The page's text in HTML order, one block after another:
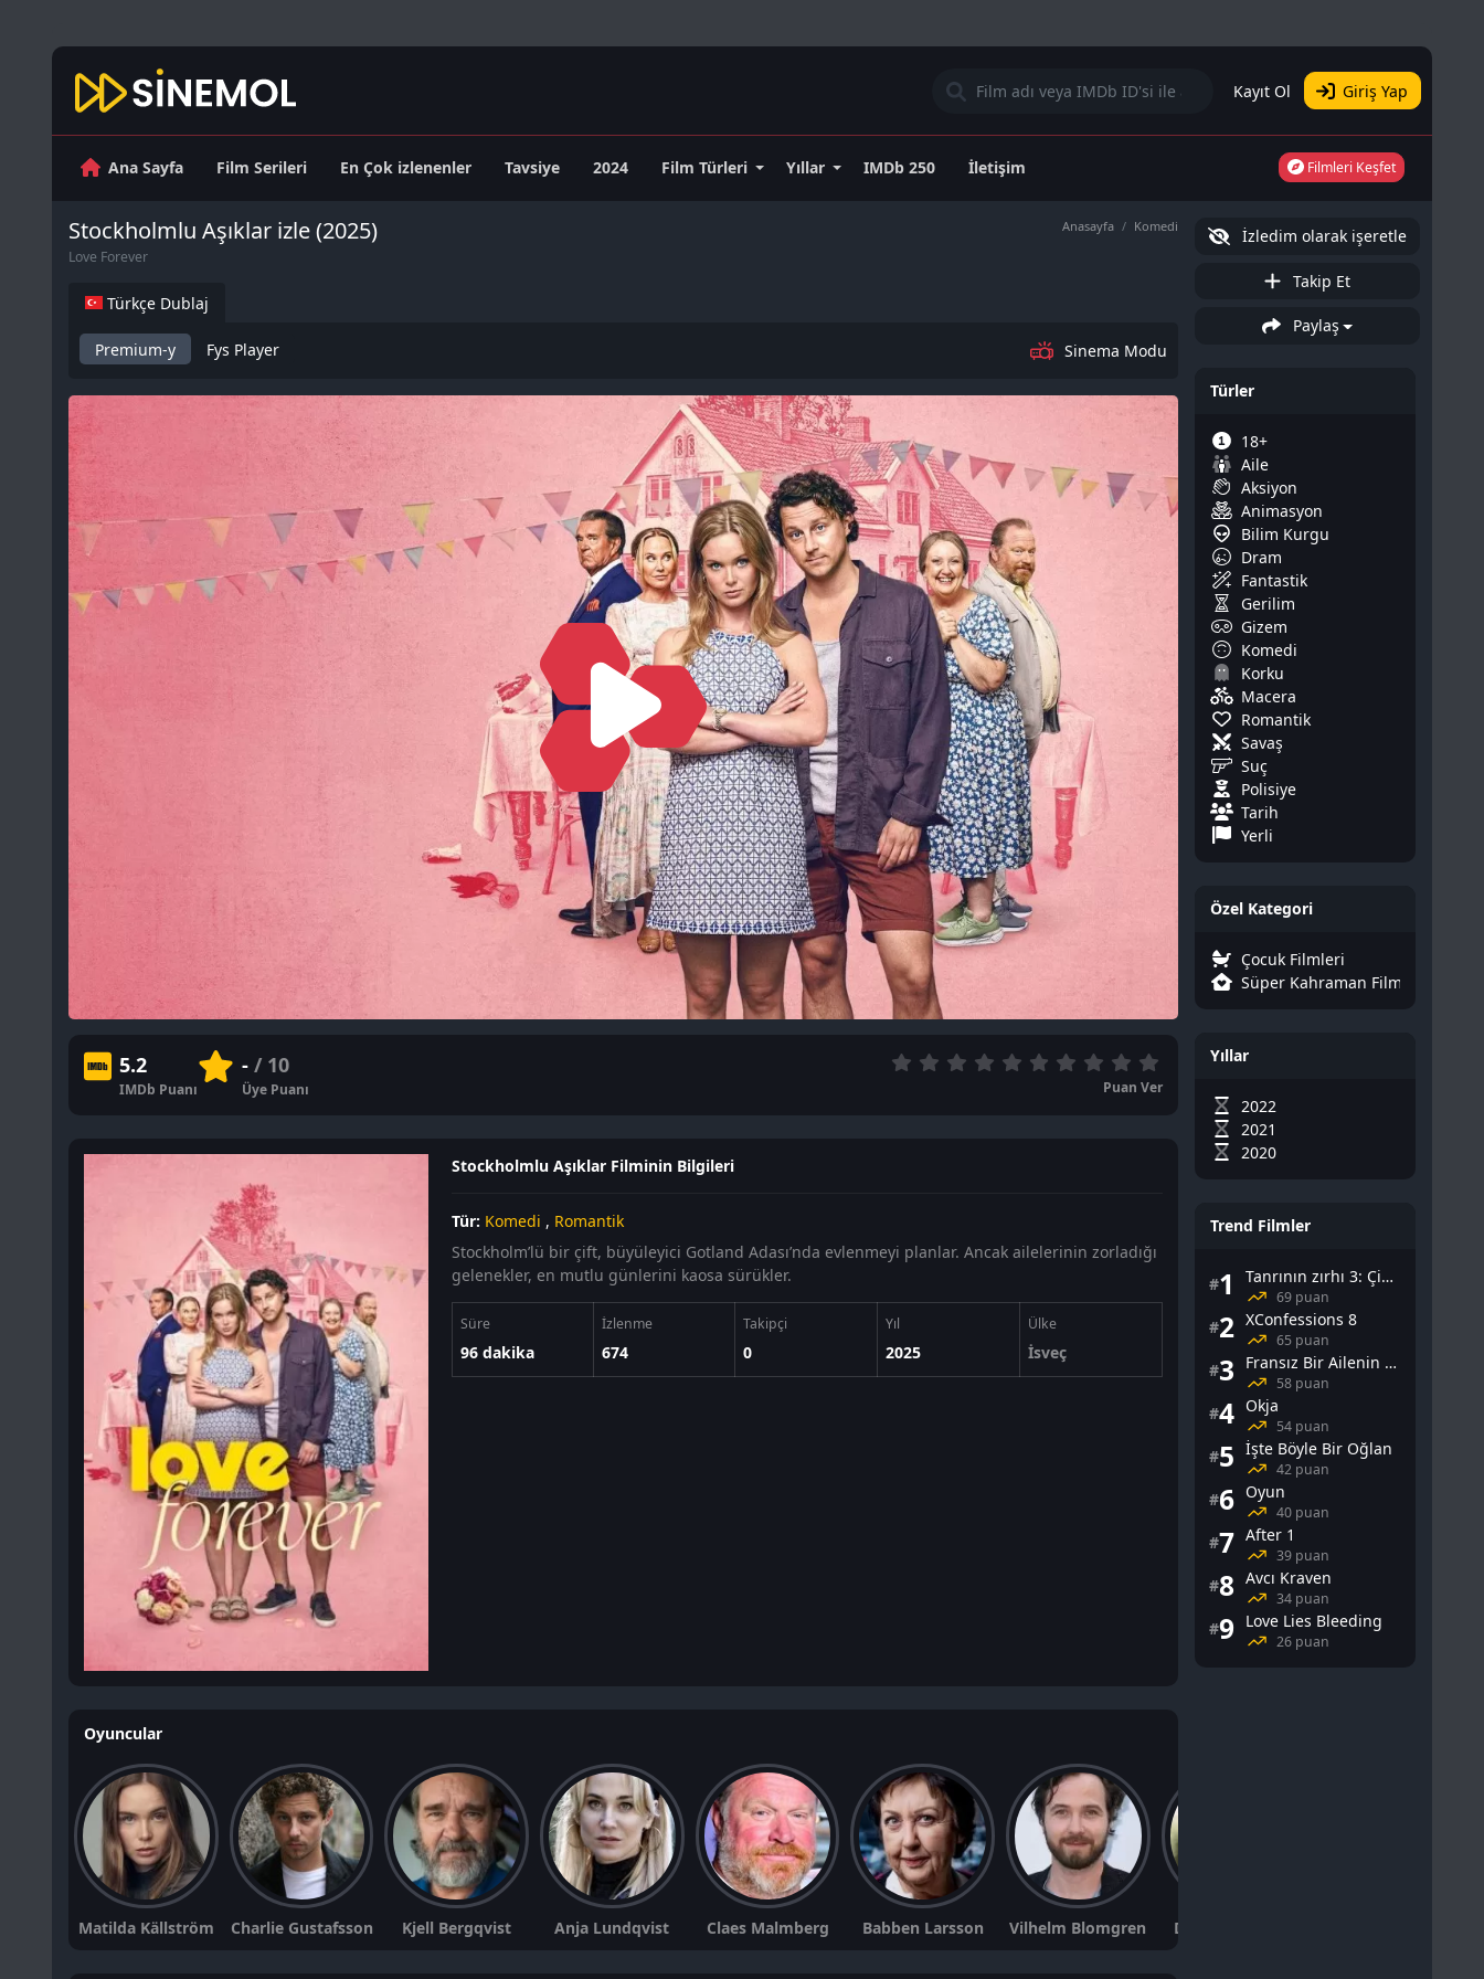
Kayıt Ol Giriş Yap
Ana Sayfa Film Serileri En Çok izlenenler Tavsiye 2024 Film Türleri Yıllar IMDb 250 İletişim Filmleri Keşfet
Stockholmlu Aşıklar izle (2025)
Love Forever
Anasayfa Komedi
Türkçe Dublaj
Premium-y Fys Player Sinema Modu
5.2
IMDb Puanı
-/ 10
Üye Puanı Puan Ver
Stockholmlu Aşıklar Filminin Bilgileri
Tür: Komedi , Romantik
Stockholm’lü bir çift, büyüleyici Gotland Adası’nda evlenmeyi planlar. Ancak ailelerinin zorladığı
gelenekler, en mutlu günlerini kaosa sürükler.
Süre
96 dakika
İzlenme
674
Takipçi
0
Yıl
2025
Ülke
İsveç
Oyuncular
Matilda Källström Charlie Gustafsson Kjell Bergqvist Anja Lundqvist Claes Malmberg Babben Larsson Vilhelm Blomgren Doreen Ndagire
İzledim olarak işeretle
Takip Et
Paylaş
Türler
18+
Aile
Aksiyon
Animasyon
Bilim Kurgu
Dram
Fantastik
Gerilim
Gizem
Komedi
Korku
Macera
Romantik
Savaş
Suç
Polisiye
Tarih
Yerli
Özel Kategori
Çocuk Filmleri
Süper Kahraman Filmleri
Yıllar
2022
2021
2020
Trend Filmler
#1 Tanrının zırhı 3: Çin Falı
69 puan
#2 XConfessions 8
65 puan
#3 Fransız Bir Ailenin Cinsel Yaşamı
58 puan
#4 Okja
54 puan
#5 İşte Böyle Bir Oğlan
42 puan
#6 Oyun
40 puan
#7 After 1
39 puan
#8 Avcı Kraven
34 puan
#9 Love Lies Bleeding
26 puan